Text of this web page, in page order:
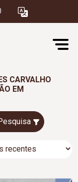
CARVALHO
EM